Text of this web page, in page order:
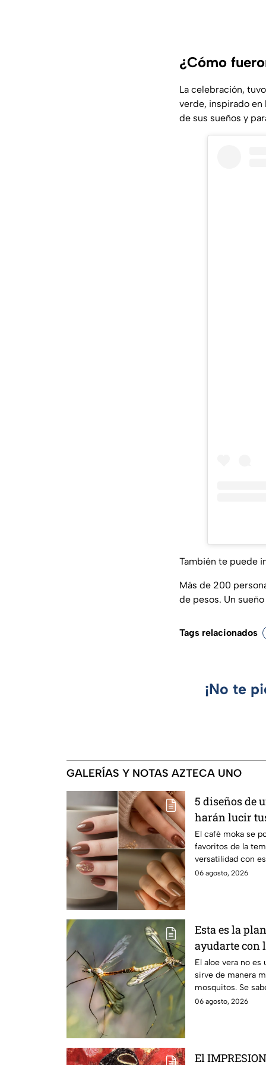
¿Cómo
La celebración,
verde, inspirado en
de sus sueños y
También te puede
Más de 200
de pesos. Un
Tags relacionados
¡No te
GALERÍAS Y NOTAS AZTECA UNO
5 diseños de
harán lucir
elegantes en
El café moka se
favoritos de la
versatilidad con
complementar
06 agosto, 2026
Esta es la
ayudarte con
temporada
El aloe vera no
sirve de manera
mosquitos. Se
animalitos.
06 agosto, 2026
El